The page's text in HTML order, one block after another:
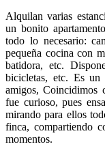
Alquilan varias
un bonito
todo lo necesario:
pequeña cocina con
batidora, etc.
bicicletas, etc. Es
amigos, Coincidimos
fue curioso, pues
mirando para ellos
finca, compartiendo
momentos.